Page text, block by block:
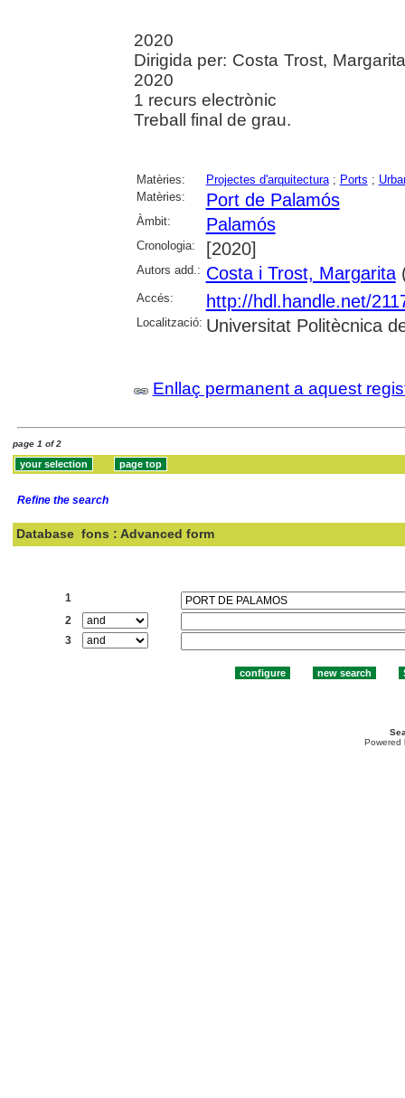
2020
Dirigida per: Costa Trost,
2020
1 recurs electrònic
Treball final de grau.
Matèries: Projectes d'arquitectura; Ports ;
Matèries:
Port de Palamós
Àmbit: Palamós
Cronologia: [2020]
Autors add.: Costa i Trost, Margarita
Accés: http://hdl.handle.net/
Localització: Universitat Politècnica
Enllaç permanent a aquest
page 1 of 2
Refine the search
Database fons : Advanced form
1
2
3